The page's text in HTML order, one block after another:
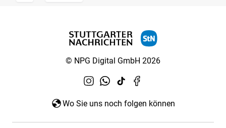
© NPG Digital GmbH 2026
Wo Sie uns noch folgen können